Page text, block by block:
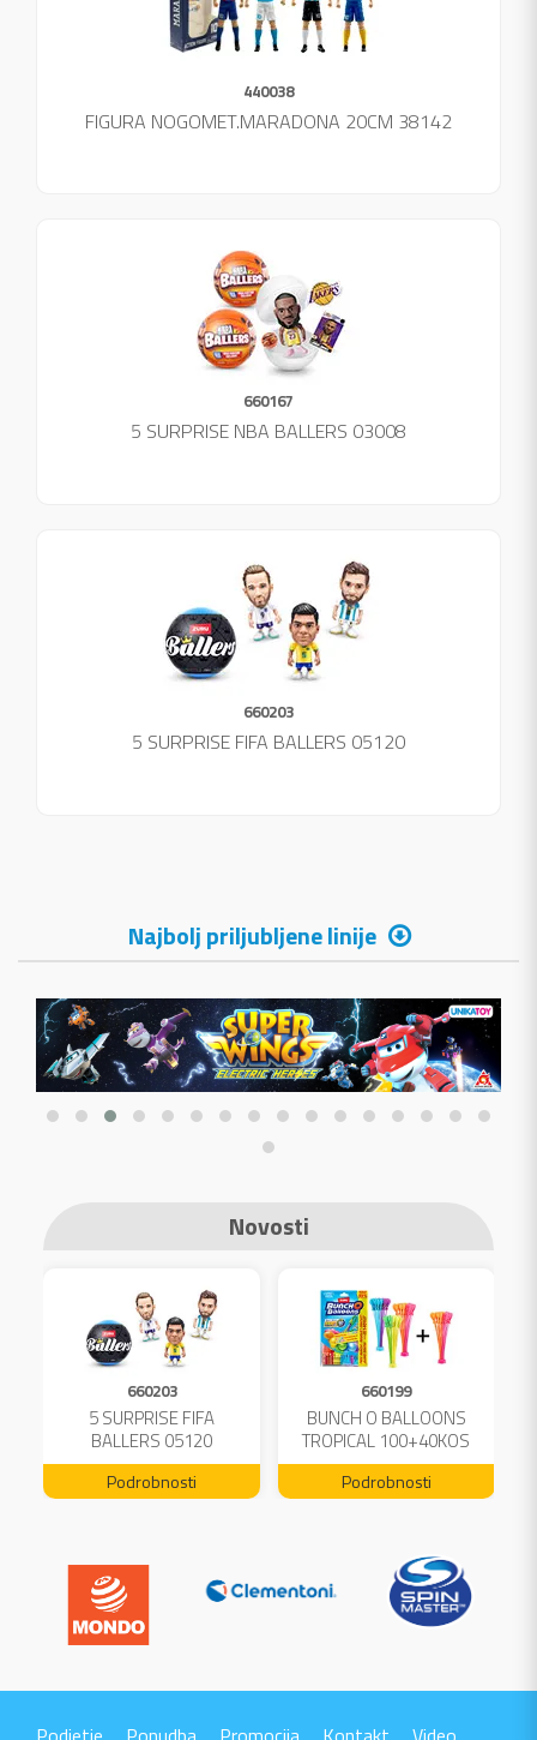
440038
FIGURA NOGOMET.MARADONA 20CM 38142
660167
5 SURPRISE NBA BALLERS 03008
660203
5 SURPRISE FIFA BALLERS 05120
Najbolj priljubljene linije
Novosti
660203
5 SURPRISE FIFA
BALLERS 05120
Podrobnosti
660199
BUNCH O BALLOONS
TROPICAL 100+40KOS
FREE 04199
Podrobnosti